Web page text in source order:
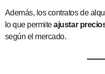
Además, los contratos de
lo que permiteajustar
según el mercado.